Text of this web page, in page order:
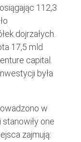
112,3
dojrzałych.
17,5 mld
capital.
była
w
one
zajmują: